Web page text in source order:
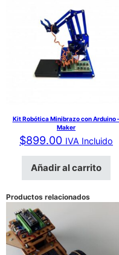
Kit Robótica Minibrazo con Arduino
Maker
$899.00 IVA Incluido
Añadir al carrito
Productos relacionados